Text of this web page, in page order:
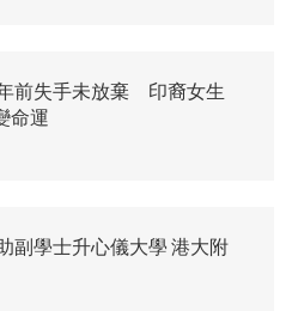
年前失手未放棄 印裔女生
命運
副學士升心儀大學 港大附